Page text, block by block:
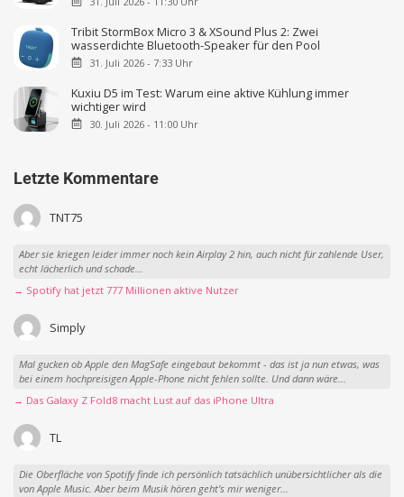
Tribit StormBox Micro 3 & XSound Plus 2: Zwei
wasserdichte Bluetooth-Speaker für den Pool
31. Juli 2026 - 7:33 Uhr
Kuxiu D5 im Test: Warum eine aktive Kühlung immer
wichtiger wird
30. Juli 2026 - 11:00 Uhr
Letzte Kommentare
TNT75
Aber sie kriegen leider immer noch kein Airplay 2 hin, auch nicht für zahlende User,
echt lächerlich und schade...
→ Spotify hat jetzt 777 Millionen aktive Nutzer
Simply
Mal gucken ob Apple den MagSafe eingebaut bekommt - das ist ja nun etwas, was
bei einem hochpreisigen Apple-Phone nicht fehlen sollte. Und dann wäre...
→ Das Galaxy Z Fold8 macht Lust auf das iPhone Ultra
TL
Die Oberfläche von Spotify finde ich persönlich tatsächlich unübersichtlicher als die
von Apple Music. Aber beim Musik hören geht's mir weniger...